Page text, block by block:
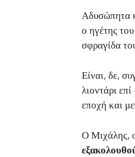
Αδυσώπητα
ο ηγέτης
σφραγίδα
Είναι, δε,
λιοντάρι
εποχή και
Ο Μιχάλης,